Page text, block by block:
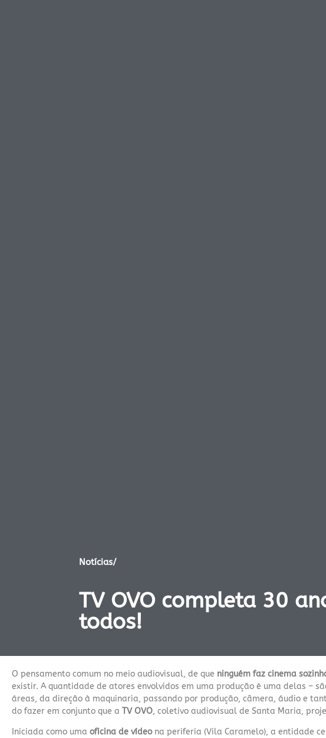
Notícias/
TV OVO completa 30
todos!
O pensamento comum no meio audiovisual, de que ninguém faz cinema
existir. A quantidade de atores envolvidos em uma produção é uma delas –
áreas, da direção à maquinaria, passando por produção, câmera, áudio e
do fazer em conjunto que a TV OVO, coletivo audiovisual de Santa Maria,
Iniciada como uma oficina de vídeo na periferia (Vila Caramelo), a entidade